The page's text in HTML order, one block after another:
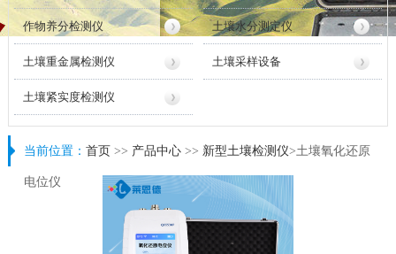
作物养分检测仪 土壤水分测定仪
土壤重金属检测仪 土壤采样设备
土壤紧实度检测仪
当前位置： 首页 >> 产品中心>> 新型土壤检测仪>土壤氧化还原
电位仪